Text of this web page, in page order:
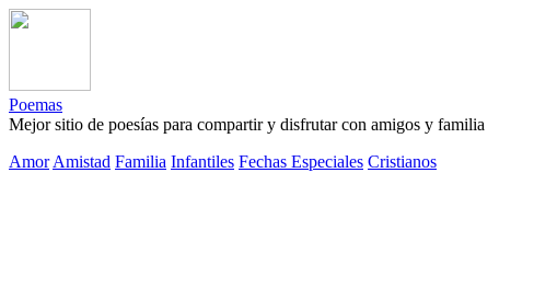
Poemas
Mejor sitio de poesías para compartir y disfrutar con amigos y familia
Amor Amistad Familia Infantiles Fechas Especiales Cristianos